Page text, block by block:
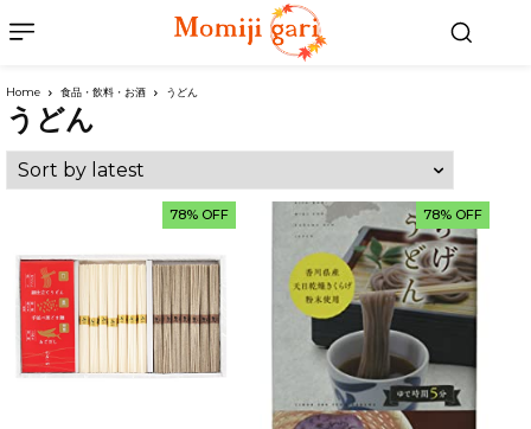
Home 食品・飲料・お酒 うどん
うどん
78% OFF 78% OFF